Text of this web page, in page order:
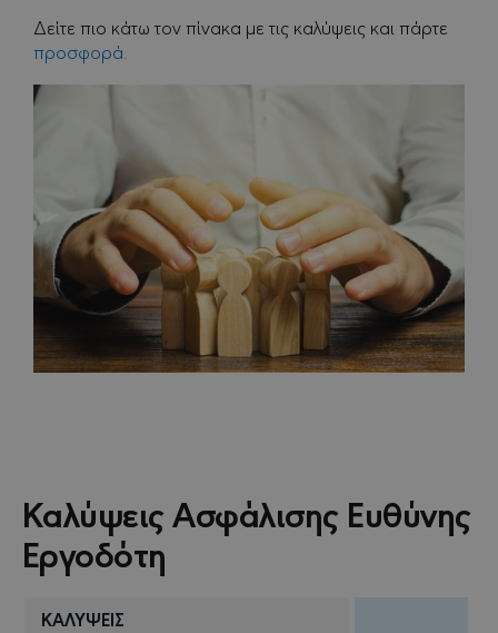
Δείτε πιο κάτω τον πίνακα με τις καλύψεις και πάρτε
προσφορά.
Καλύψεις Ασφάλισης Ευθύνης
Εργοδότη
ΚΑΛΥΨΕΙΣ